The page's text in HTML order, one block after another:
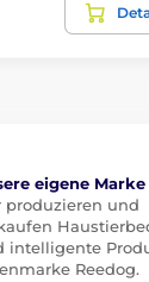
eigene Marke
produzieren und
intelligente
Reedog.